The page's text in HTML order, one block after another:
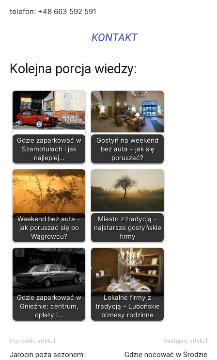
telefon: +48 663 592 591
KONTAKT
Kolejna porcja wiedzy:
Gdzie zaparkować w
Szamotułach i jak
najlepiej…
Gostyń na weekend
bez auta – jak się
poruszać?
Weekend bez auta –
jak poruszać się po
Wągrowcu?
Miasto z tradycją –
najstarsze gostyńskie
firmy
Gdzie zaparkować w
Gnieźnie: centrum,
opłaty i…
Lokalne firmy z
tradycją – Lubońskie
biznesy rodzinne
Poprzedni artykuł
Jarocin poza sezonem:
Następny artykuł
Gdzie nocować w Środzie